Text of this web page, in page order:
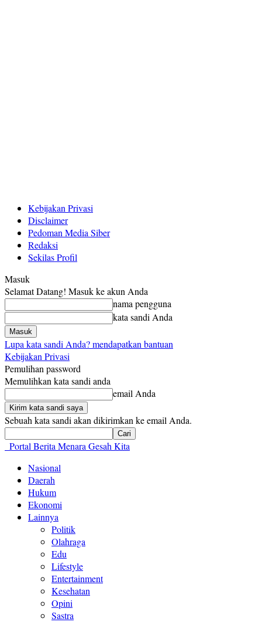
Kebijakan Privasi
Disclaimer
Pedoman Media Siber
Redaksi
Sekilas Profil
Masuk
Selamat Datang! Masuk ke akun Anda
nama pengguna
kata sandi Anda
Lupa kata sandi Anda? mendapatkan bantuan
Kebijakan Privasi
Pemulihan password
Memulihkan kata sandi anda
email Anda
Sebuah kata sandi akan dikirimkan ke email Anda.
Portal Berita Menara Gesah Kita
Nasional
Daerah
Hukum
Ekonomi
Lainnya
Politik
Olahraga
Edu
Lifestyle
Entertainment
Kesehatan
Opini
Sastra